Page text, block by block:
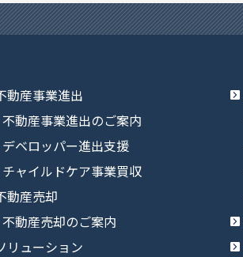
動産事業進出
不動産事業進出のご案内
デベロッパー進出支援
チャイルドケア事業買収
動産売却
不動産売却のご案内
リューション